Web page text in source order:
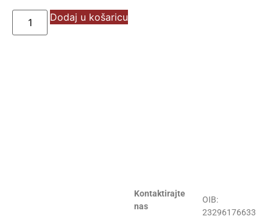
Dodaj u košaricu
Kontaktirajte
nas
OIB:
23296176633